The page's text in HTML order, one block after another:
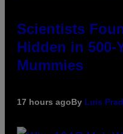
Scientists
Hidden in 500-
Mummies
17 hours agoBy Luis